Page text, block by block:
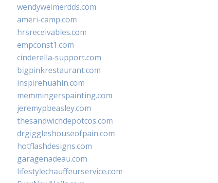
wendyweimerdds.com
ameri-camp.com
hrsreceivables.com
empconst1.com
cinderella-support.com
bigpinkrestaurant.com
inspirehuahin.com
memmingerspainting.com
jeremypbeasley.com
thesandwichdepotcos.com
drgiggleshouseofpain.com
hotflashdesigns.com
garagenadeau.com
lifestylechauffeurservice.com